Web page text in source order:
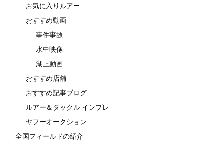
お気に入りルアー
おすすめ動画
事件事故
水中映像
湖上動画
おすすめ店舗
おすすめ記事ブログ
ルアー＆タックル インプレ
ヤフーオークション
全国フィールドの紹介